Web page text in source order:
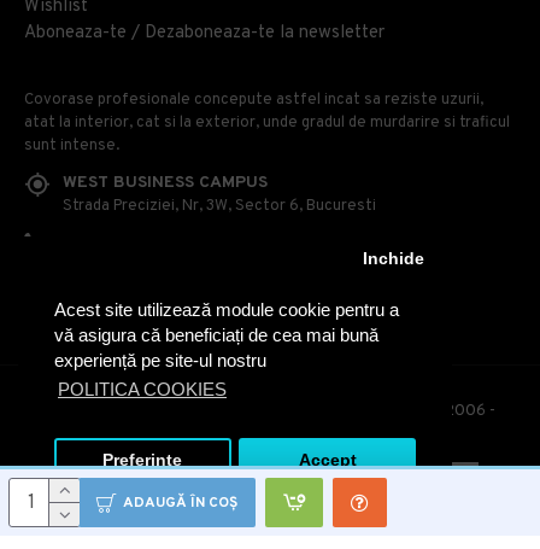
Acest site utilizează module cookie pentru a
vă asigura că beneficiați de cea mai bună
experiență pe site-ul nostru
POLITICA COOKIES
Inchide
Preferinte Accept
ADAUGĂ ÎN COŞ
Wishlist
Aboneaza-te / Dezaboneaza-te la newsletter
Covorase profesionale concepute astfel incat sa reziste uzurii,
atat la interior, cat si la exterior, unde gradul de murdarire si traficul
sunt intense.
WEST BUSINESS CAMPUS
Strada Preciziei, Nr, 3W, Sector 6, Bucuresti
OFFICE@COVOARE-PROFESIONALE.RO
© Covoare Profesionale - Toate drepturile rezervate. 2006 -